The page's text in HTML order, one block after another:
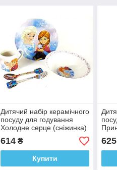
Дитячий набір керамічного
посуду для годування
Холодне серце (сніжинка)
614₴
Купити
625